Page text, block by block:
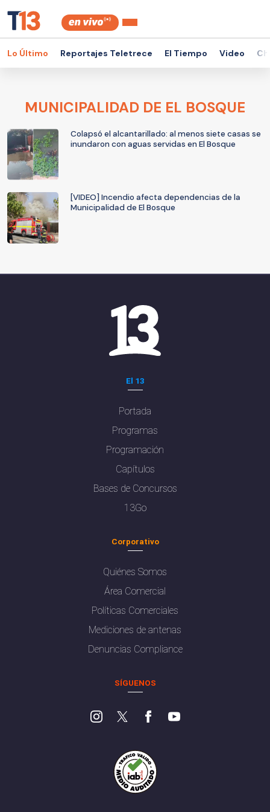
Lo Último Reportajes Teletrece El Tiempo Video
MUNICIPALIDAD DE EL BOSQUE
Colapsó el alcantarillado: al menos siete casas se
inundaron con aguas servidas en El Bosque
[VIDEO] Incendio afecta dependencias de la
Municipalidad de El Bosque
El 13
Portada
Programas
Programación
Capítulos
Bases de Concursos
13Go
Corporativo
Quiénes Somos
Área Comercial
Políticas Comerciales
Mediciones de antenas
Denuncias Compliance
SÍGUENOS